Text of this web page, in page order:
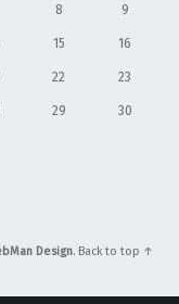
8 9
15 16
22 23
29 30
Design. Back to top ↑